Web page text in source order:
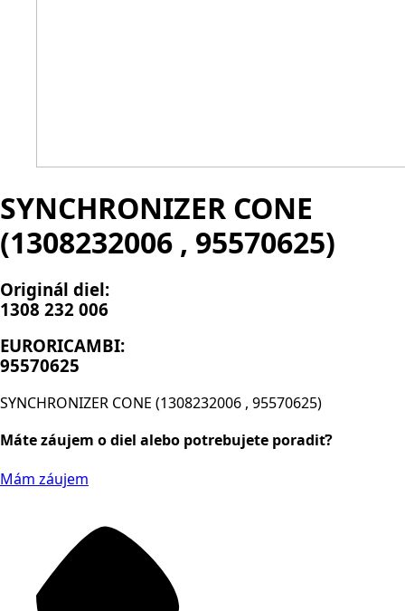
SYNCHRONIZER CONE
(1308232006 , 95570625)
Originál diel:
1308 232 006
EURORICAMBI:
95570625
SYNCHRONIZER CONE (1308232006 , 95570625)
Máte záujem o diel alebo potrebujete poradiť?
Mám záujem